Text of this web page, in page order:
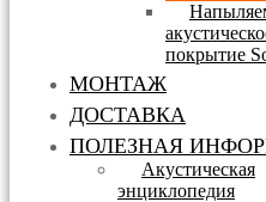
покрытие
МОНТАЖ
ДОСТАВКА
ПОЛЕЗНАЯ
Акустическая
энциклопедия